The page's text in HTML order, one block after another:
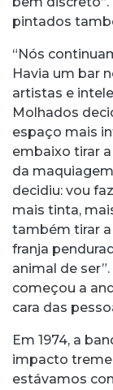
pintados
“Nós
Havia um bar
artistas e
Molhados
espaço mais
embaixo tirar
da
decidiu: vou
mais tinta,
também tirar
franja
animal de
começou a
cara das
Em 1974, a
impacto
estávamos